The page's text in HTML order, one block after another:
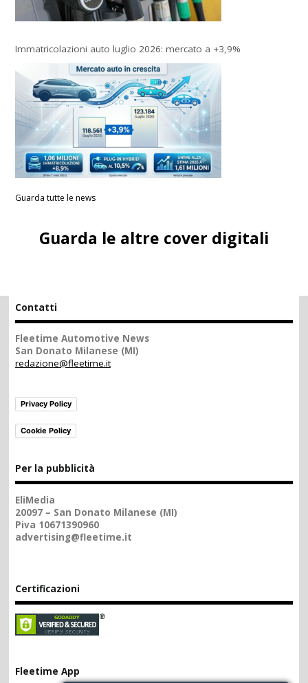
Immatricolazioni auto luglio 2026: mercato a +3,9%
Guarda tutte le news
Guarda le altre cover digitali
Contatti
Fleetime Automotive News
San Donato Milanese (MI)
redazione@fleetime.it
Privacy Policy
Cookie Policy
Per la pubblicità
EliMedia
20097 – San Donato Milanese (MI)
Piva 10671390960
advertising@fleetime.it
Certificazioni
Fleetime App